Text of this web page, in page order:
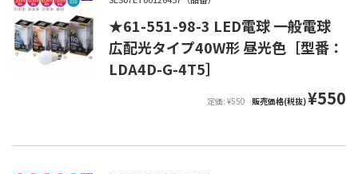
★61-551-98-3 LED電球 一般電球
広配光タイプ40W形 昼光色［型番：
LDA4D-G-4T5］
定価: ¥550 販売価格(税抜)¥550